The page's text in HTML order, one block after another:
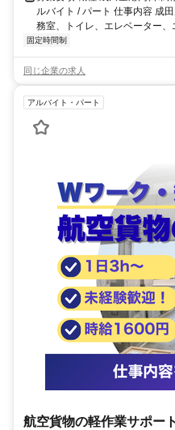
ルバイト / パート 仕事内容 成
務室、トイレ、エレベーター
固定時間制
同じ企業の求人
アルバイト・パート
航空貨物の軽作業サポー